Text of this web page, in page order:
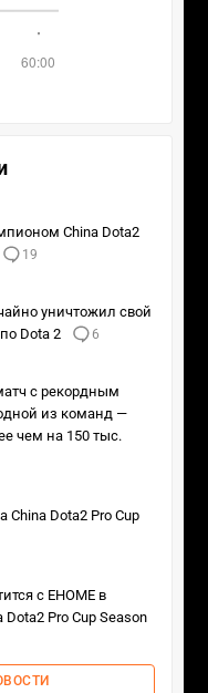
China Dota2
19
уничтожил свой
Dota 2
6
с рекордным
из команд —
чем на 150 тыс.
China Dota2 Pro Cup
с EHOME в
Pro Cup Season